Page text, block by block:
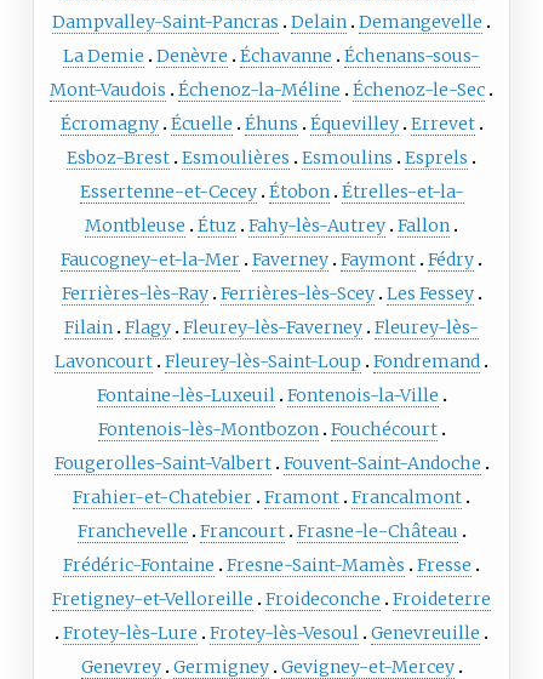
Dampvalley-Saint-Pancras
Delain Demangevelle
La Demie
Denèvre Échavanne
Échenans-sous-
Mont-Vaudois
Échenoz-la-Méline
Échenoz-le-Sec
Écromagny Écuelle Éhuns Équevilley Errevet
Esboz-Brest Esmoulières Esmoulins
Esprels
Essertenne-et-Cecey Étobon Étrelles-et-la-
Montbleuse
Étuz Fahy-lès-Autrey Fallon
Faucogney-et-la-Mer Faverney Faymont Fédry
Ferrières-lès-Ray Ferrières-lès-Scey Les Fessey
Filain Flagy Fleurey-lès-Faverney Fleurey-lès-
Lavoncourt Fleurey-lès-Saint-Loup
Fondremand
Fontaine-lès-Luxeuil Fontenois-la-Ville
Fontenois-lès-Montbozon Fouchécourt
Fougerolles-Saint-Valbert Fouvent-Saint-Andoche
Frahier-et-Chatebier Framont Francalmont
Franchevelle
Francourt Frasne-le-Château
Frédéric-Fontaine
Fresne-Saint-Mamès
Fresse
Fretigney-et-Velloreille
Froideconche
Froideterre
Frotey-lès-Lure
Frotey-lès-Vesoul Genevreuille
Genevrey Germigney Gevigney-et-Mercey